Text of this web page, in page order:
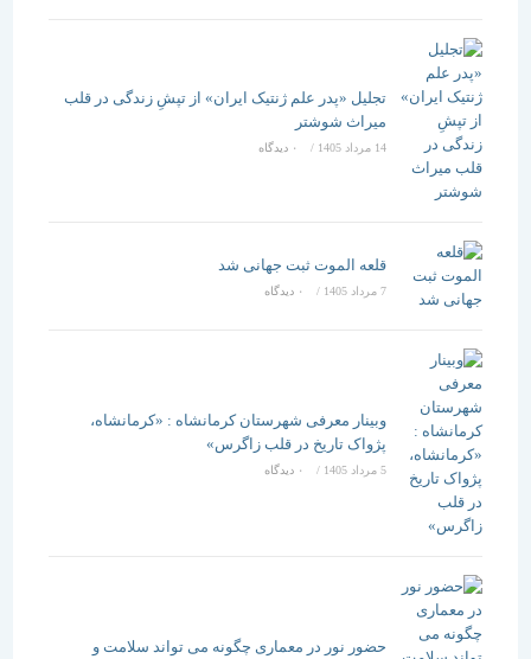
تجلیل «پدر علم ژنتیک ایران» از تپشِ زندگی در قلب
میراث شوشتر
14 مرداد 1405 / ۰ دیدگاه
قلعه الموت ثبت جهانی شد
/ ۰ دیدگاه
وبینار معرفی شهرستان کرمانشاه : «کرمانشاه،
پژواک تاریخ در قلب زاگرس»
5 مرداد 1405 / ۰ دیدگاه
حضور نور در معماری چگونه می تواند سلامت و